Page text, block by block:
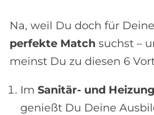
Na, weil Du doch für
perfekte Match suchst –
meinst Du zu diesen 6
Im Sanitär- und
genießt Du Deine